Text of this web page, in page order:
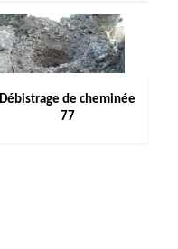
Débistrage de cheminée
77